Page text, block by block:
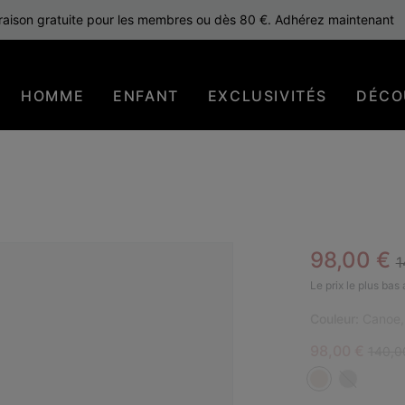
gratuite pour les membres ou dès 80 €. Adhérez maintenant
HOMME ENFANT EXCLUSIVITÉS
Sale
98,00 €
Le prix le plus bas